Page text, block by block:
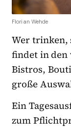
Florian Wehde
Wer trinken,
findet in den
Bistros,
große
Ein
zum